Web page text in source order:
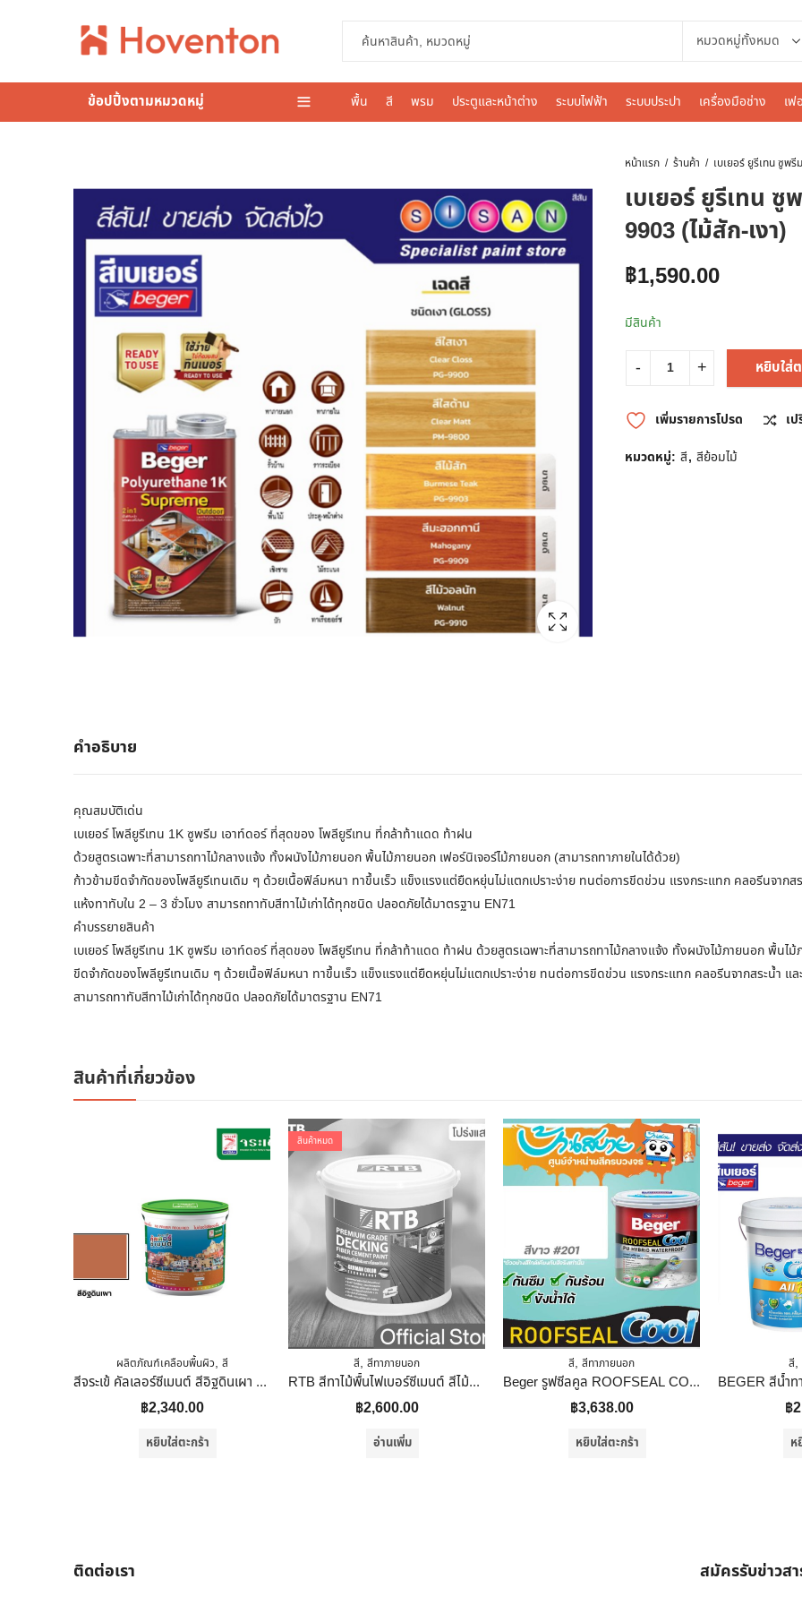
ข้อปปิ้งตามหมวดหมู่ พื้น สี พรม ประตูและหน้าต่าง ระบบไฟฟ้า ระบบประปา เครื่องมือช่าง เฟ
หน้าแรก ร้านค้า
เบเยอร์ ยูรีเทน ซู
9903 (ไม้สัก-เงา)
฿1,590.00
มีสินค้า
หยิบใส่
เพิ่มรายการโปรด
เ
หมวดหมู่: สี, สีย้อมไม้
คำอธิบาย
คุณสมบัติเด่น
เบเยอร์ โพลียูรีเทน 1K ซูพรีม เอาท์ดอร์ ที่สุดของ โพลียูรีเทน ที่กล้าท้าแดด ท้าฝน
ด้วยสูตรเฉพาะที่สามารถทาไม้กลางแจ้ง ทั้งผนังไม้ภายนอก พื้นไม้ภายนอก เฟอร์นิเจอร์ไม้ภายนอก (สามารถทาภายในได้ด้วย)
ก้าวข้ามขีดจำกัดของโพลียูรีเทนเดิม ๆ ด้วยเนื้อฟิล์มหนา ทาขึ้นเร็ว แข็งแรงแต่ยืดหยุ่นไม่แตกเปราะง่าย ทนต่อการขีดข่วน แรงกระแทก คลอรีนจากสระ
แห้งทาทับใน 2 – 3 ชั่วโมง สามารถทาทับสีทาไม้เก่าได้ทุกชนิด ปลอดภัยได้มาตรฐาน EN71
คำบรรยายสินค้า
เบเยอร์ โพลียูรีเทน 1K ซูพรีม เอาท์ดอร์ ที่สุดของ โพลียูรีเทน ที่กล้าท้าแดด ท้าฝน ด้วยสูตรเฉพาะที่สามารถทาไม้กลางแจ้ง ทั้งผนังไม้ภายนอก พื้นไม้
ขีดจำกัดของโพลียูรีเทนเดิม ๆ ด้วยเนื้อฟิล์มหนา ทาขึ้นเร็ว แข็งแรงแต่ยืดหยุ่นไม่แตกเปราะง่าย ทนต่อการขีดข่วน แรงกระแทก คลอรีนจากสระน้ำ แล
สามารถทาทับสีทาไม้เก่าได้ทุกชนิด ปลอดภัยได้มาตรฐาน EN71
สินค้าที่เกี่ยวข้อง
ผลิตภัณฑ์เคลือบพื้นผิว, สี
สีจระเข้ คัลเลอร์ซีเมนต์ สีอิฐดินเผา 10 Kg.
฿2,340.00
หยิบใส่ตะกร้า
สินค้าหมด
สี, สีทาภายนอก
RTB สีทาไม้พื้นไฟเบอร์ซีเมนต์ สีไม้แดง DF-6206-M 1 Gal(3.785L)
฿2,600.00
อ่านเพิ่ม
สี, สีทาภายนอก
Beger รูฟซีลคูล ROOFSEAL COOL ขนาด 20kg สีกันรั่ว กันซึม กันร้อน สีทาดาดฟ้า และ สีทาหลังคา กันแดด กันฝน ยืดหยุ่น 600% 201
฿3,638.00
หยิบใส่ตะกร้า
สี,
฿
ห
ติดต่อเรา สมัครรับข่าวสา